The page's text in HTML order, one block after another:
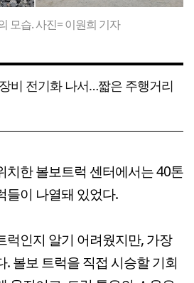
모습. 사진= 이원희 기자
비 전기화 나서…짧은 주행거리
치한 볼보트럭 센터에서는 40톤
들이 나열돼 있었다.
럭인지 알기 어려웠지만, 가장
볼보 트럭을 직접 시승할 기회